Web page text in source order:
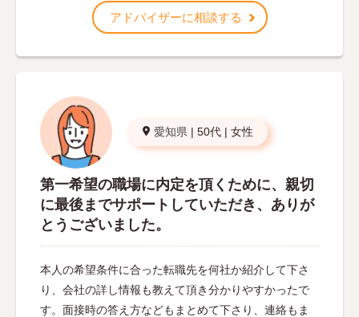
アドバイザーに相談する
愛知県 | 50代 | 女性
第一希望の職場に内定を頂くために、親切
に最後までサポートしていただき、ありが
とうございました。
本人の希望条件に合った転職先を何社か紹介して下さ
り、会社の詳し情報も教えて頂き分かりやすかったで
す。面接時の答え方などもまとめて下さり、連絡もま